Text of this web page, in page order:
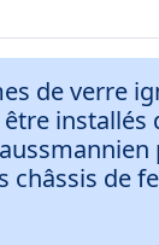
de verre
installés
châssis de